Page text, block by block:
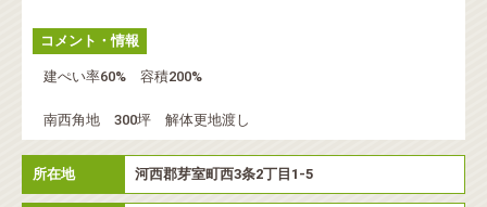
コメント・情報
建ぺい率60% 容積200%
南西角地 300坪 解体更地渡し
所在地 河西郡芽室町西3条2丁目1-5